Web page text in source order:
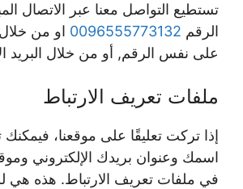
تستطيع التواصل معنا عبر الاتصال
الرقم 0096555773132 او من
على نفس الرقم, أو من خلال البريد
ملفات تعريف الارتباط
إذا تركت تعليقًا على موقعنا،
اسمك وعنوان بريدك الإلكتروني
في ملفات تعريف الارتباط. هذه هي